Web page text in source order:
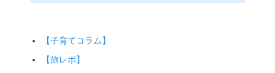
【子育てコラム】
【旅レポ】